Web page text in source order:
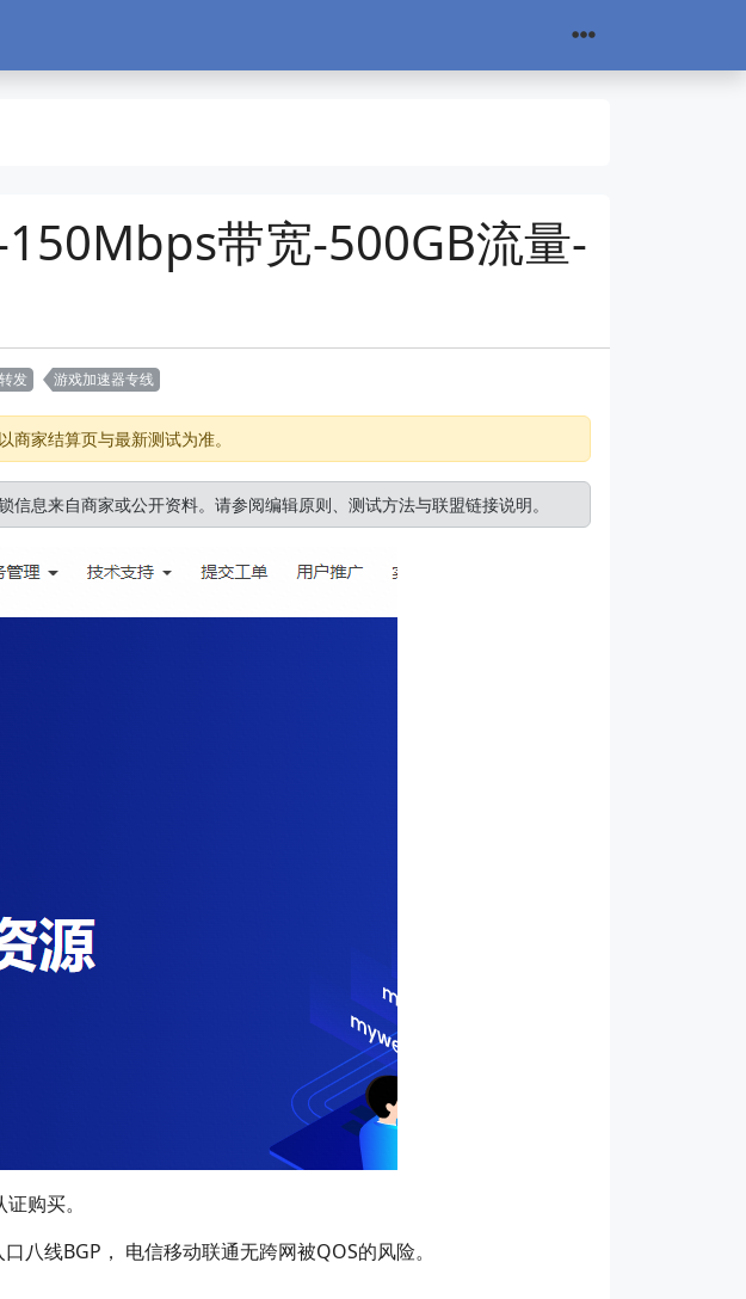
150Mbps带宽-500GB流量-
发 游戏加速器专线
家结算页与最新测试为准。
信息来自商家或公开资料。请参阅编辑原则、 测试方法与联盟链接说明。
购买。
八线BGP， 电信移动联通无跨网被QOS的风险。